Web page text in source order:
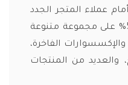
عملاء المتجر الجدد
والقدامى خصم فعال بنسبة 5% على مجموعة متنوعة
الفاخرة،
والعديد من المنتجات